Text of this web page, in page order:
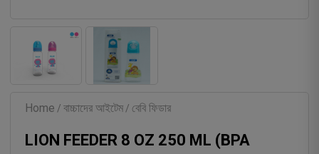
Home / বাচ্চাদের আইটেম / বেবি ফিডার
LION FEEDER 8 OZ 250 ML (BPA